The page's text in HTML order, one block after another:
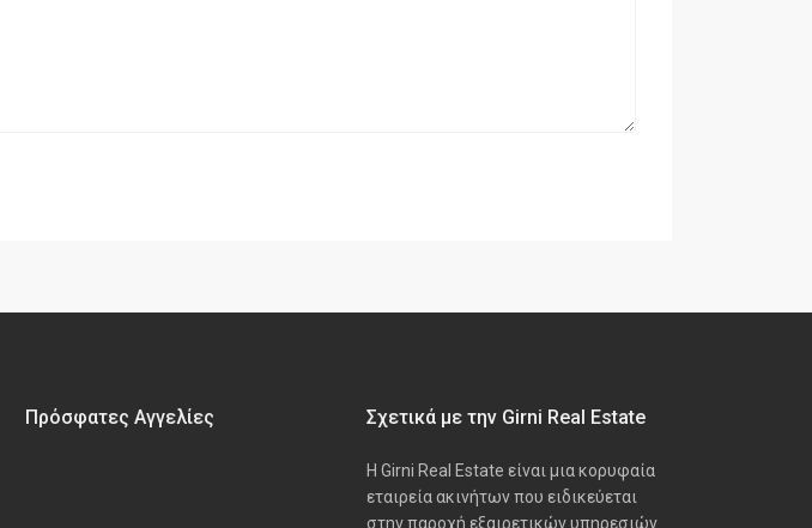
Πρόσφατες Αγγελίες Σχετικά με την Girni Real Estate
Η Girni Real Estate είναι μια κορυφαία
εταιρεία ακινήτων που ειδικεύεται
στην παροχή εξαιρετικών υπηρεσιών